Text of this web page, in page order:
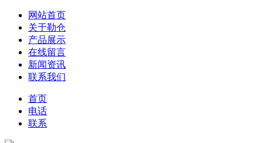
网站首页
关于勒仓
产品展示
在线留言
新闻资讯
联系我们
首页
电话
联系